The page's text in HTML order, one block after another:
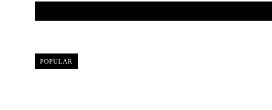
POPULAR